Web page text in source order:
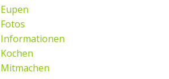
Eupen
Fotos
Informationen
Kochen
Mitmachen